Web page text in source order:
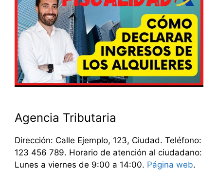
Agencia Tributaria
Dirección: Calle Ejemplo, 123, Ciudad. Teléfono:
123 456 789. Horario de atención al ciudadano:
Lunes a viernes de 9:00 a 14:00. Página web.